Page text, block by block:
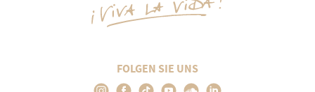
FOLGEN SIE UNS